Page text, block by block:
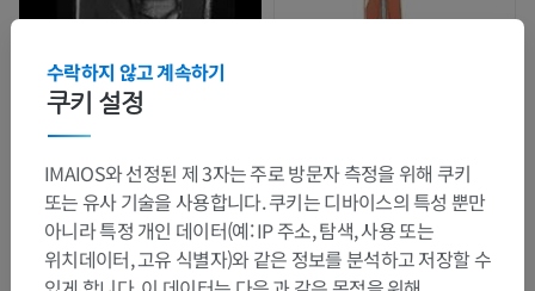
쿠키 설정
수락하지 않고 계속하기
IMAIOS와 선정된 제 3자는 주로 방문자 측정을 위해 쿠키
또는 유사 기술을 사용합니다. 쿠키는 디바이스의 특성 뿐만
아니라 특정 개인 데이터(예: IP 주소, 탐색, 사용 또는
위치데이터, 고유 식별자)와 같은 정보를 분석하고 저장할 수